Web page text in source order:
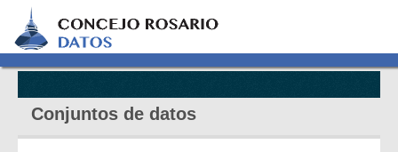
Conjuntos de datos